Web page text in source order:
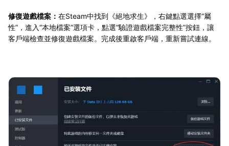
修復遊戲檔案： 在Steam中找到《絕地求生》，右鍵點選選擇“屬
性”，進入“本地檔案”選項卡，點選“驗證遊戲檔案完整性”按鈕，讓
客戶端檢查並修復遊戲檔案。完成後重啟客戶端，重新嘗試連線。